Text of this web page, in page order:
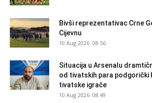
Bivši reprezentativac Crne
Cijevnu
10 Aug 2026. 08:56
Situacija u Arsenalu
od tivatskih para podgorički
tivatske igrače
10 Aug 2026. 08:49